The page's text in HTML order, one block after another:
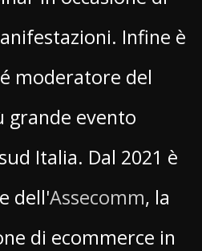
Infine è
moderatore del
grande evento
Italia. Dal 2021 è
dell'Assecomm, la
di ecommerce in